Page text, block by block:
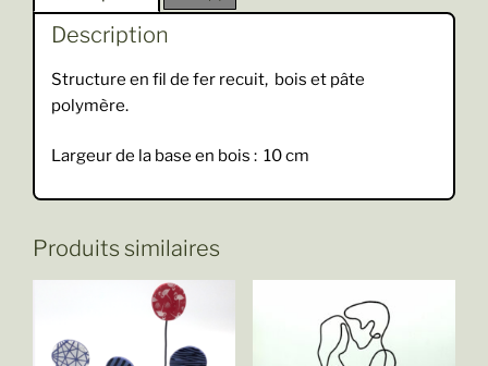
Description
Structure en fil de fer recuit, bois et pâte
polymère.
Largeur de la base en bois : 10 cm
Produits similaires